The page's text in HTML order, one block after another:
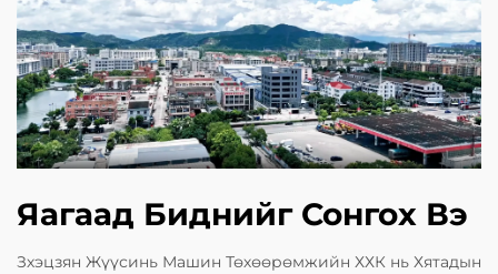
Яагаад Биднийг Сонгох Вэ
Зхэцзян Жүүсинь Машин Төхөөрөмжийн ХХК нь Хятадын